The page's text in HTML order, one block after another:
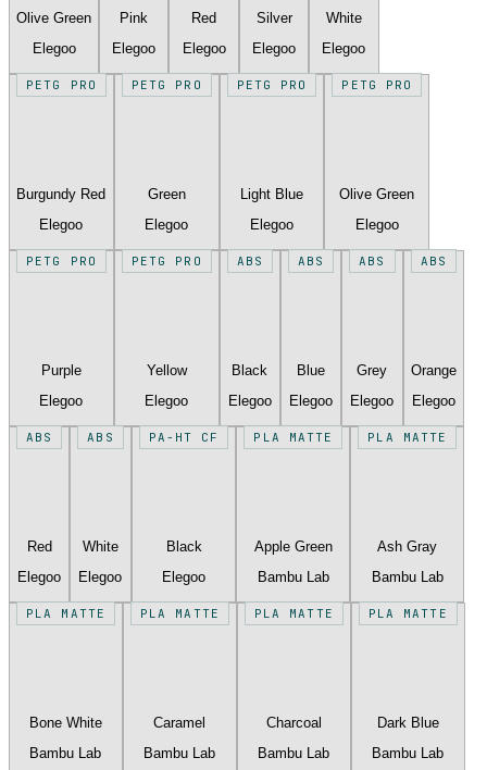
Olive Green
Elegoo
Pink
Elegoo
Red
Elegoo
Silver
Elegoo
White
Elegoo
PETG PRO
Burgundy Red
Elegoo
PETG PRO
Green
Elegoo
PETG PRO
Light Blue
Elegoo
PETG PRO
Olive Green
Elegoo
PETG PRO
Purple
Elegoo
PETG PRO
Yellow
Elegoo
ABS
Black
Elegoo
ABS
Blue
Elegoo
ABS
Grey
Elegoo
ABS
Orange
Elegoo
ABS
Red
Elegoo
ABS
White
Elegoo
PA-HT CF
Black
Elegoo
PLA MATTE
Apple Green
Bambu Lab
PLA MATTE
Ash Gray
Bambu Lab
PLA MATTE
Bone White
Bambu Lab
PLA MATTE
Caramel
Bambu Lab
PLA MATTE
Charcoal
Bambu Lab
PLA MATTE
Dark Blue
Bambu Lab